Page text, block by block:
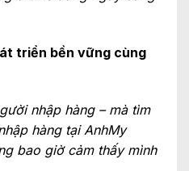
triển bền vững cùng
nhập hàng – mà tìm
hàng tại AnhMy
bao giờ cảm thấy mình